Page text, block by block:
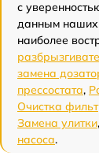
с
данным наших
наиболее
замена
прессостата,
Очистка
Замена улитки,
насоса.